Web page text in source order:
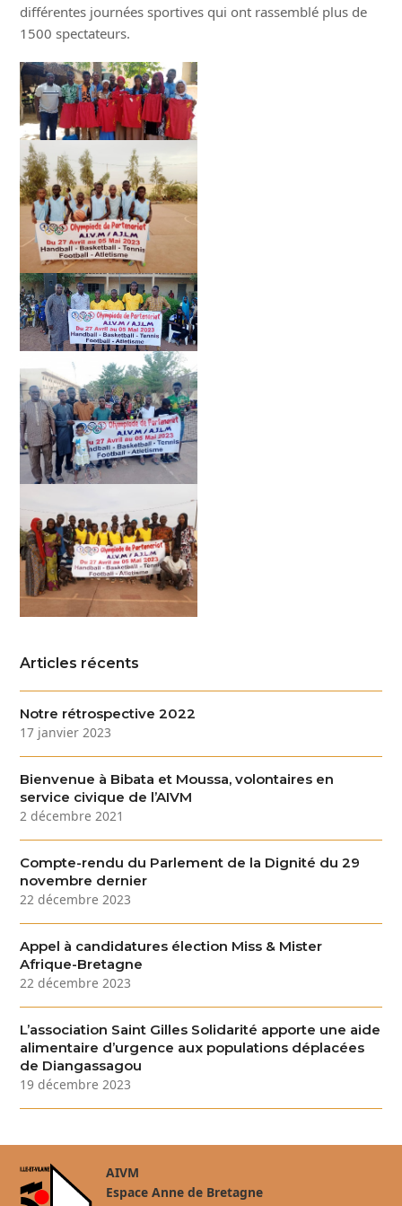
différentes journées sportives qui ont rassemblé plus de
1500 spectateurs.
Articles récents
Notre rétrospective 2022
17 janvier 2023
Bienvenue à Bibata et Moussa, volontaires en
service civique de l’AIVM
2 décembre 2021
Compte-rendu du Parlement de la Dignité du 29
novembre dernier
22 décembre 2023
Appel à candidatures élection Miss & Mister
Afrique-Bretagne
22 décembre 2023
L’association Saint Gilles Solidarité apporte une aide
alimentaire d’urgence aux populations déplacées
de Diangassagou
19 décembre 2023
AIVM
Espace Anne de Bretagne